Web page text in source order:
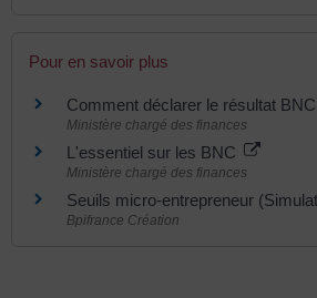
Pour en savoir plus
Comment déclarer le résultat
Ministère chargé des finances
L'essentiel sur les BNC
Ministère chargé des finances
Seuils micro-entrepreneur
Bpifrance Création